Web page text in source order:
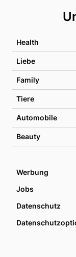
Health
Liebe
Family
Tiere
Automobile
Beauty
Werbung
Jobs
Datenschutz